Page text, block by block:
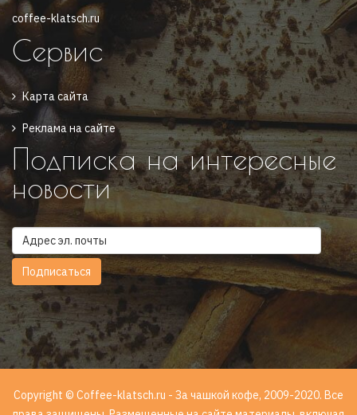
coffee-klatsch.ru
Сервис
Карта сайта
Реклама на сайте
Подписка на интересные
новости
Copyright © Coffee-klatsch.ru - За чашкой кофе, 2009-2020. Все